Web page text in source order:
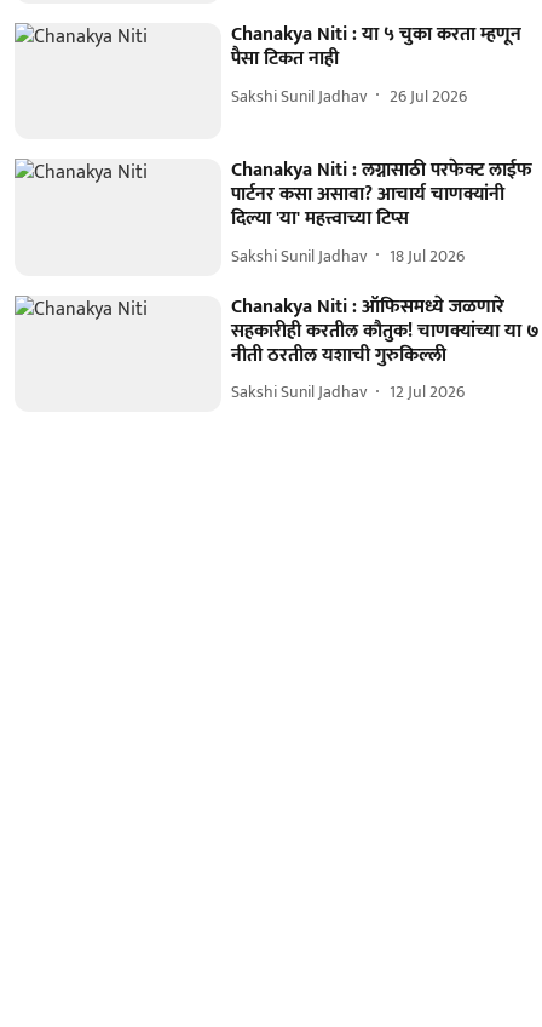
Chanakya Niti : या ५ चुका करता म्हणून
पैसा टिकत नाही
Sakshi Sunil Jadhav 26 Jul 2026
Chanakya Niti : लग्नासाठी परफेक्ट लाईफ
पार्टनर कसा असावा? आचार्य चाणक्यांनी
दिल्या 'या' महत्त्वाच्या टिप्स
Sakshi Sunil Jadhav 18 Jul 2026
Chanakya Niti : ऑफिसमध्ये जळणारे
सहकारीही करतील कौतुक! चाणक्यांच्या या ७
नीती ठरतील यशाची गुरुकिल्ली
Sakshi Sunil Jadhav 12 Jul 2026